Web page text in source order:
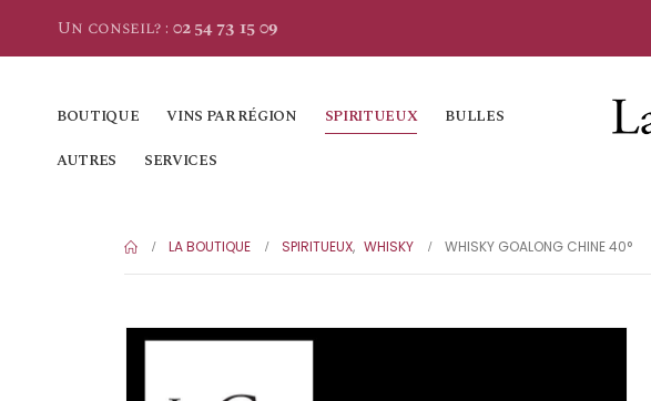
Un conseil? : 02 54 73 15 09
BOUTIQUE VINS PAR RÉGION SPIRITUEUX
BULLES
AUTRES
SERVICES
LA BOUTIQUE SPIRITUEUX, WHISKY WHISKY GOALONG CHINE 40°